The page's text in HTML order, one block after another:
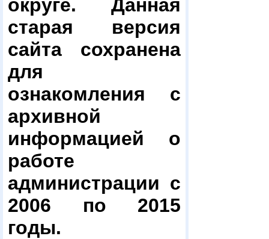
округе. Данная
старая версия
сайта сохранена
для
ознакомления с
архивной
информацией о
работе
администрации с
2006 по 2015
годы.